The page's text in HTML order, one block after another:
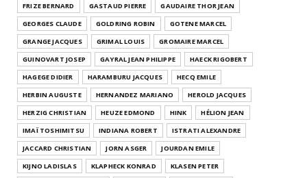
FRIZE BERNARD
GASTAUD PIERRE
GAUDAIRE THOR JEAN
GEORGES CLAUDE
GOLDRING ROBIN
GOTENE MARCEL
GRANGE JACQUES
GRIMAL LOUIS
GROMAIRE MARCEL
GUINOVART JOSEP
GAYRAL JEAN PHILIPPE
HAECK RIGOBERT
HAGEGE DIDIER
HARAMBURU JACQUES
HECQ EMILE
HERBIN AUGUSTE
HERNANDEZ MARIANO
HEROLD JACQUES
HERZIG CHRISTIAN
HEUZE EDMOND HINK
HÉLION JEAN
IMAÏ TOSHIMITSU
INDIANA ROBERT
ISTRATI ALEXANDRE
JACCARD CHRISTIAN
JORN ASGER
JOURDAN EMILE
KIJNO LADISLAS
KLAPHECK KONRAD
KLASEN PETER